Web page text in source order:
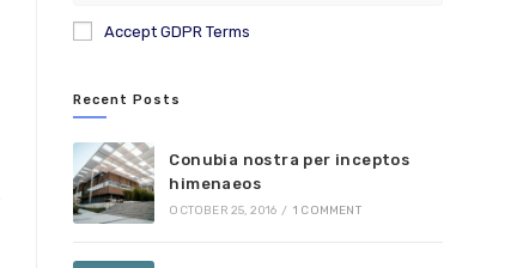
Accept GDPR Terms
Recent Posts
Conubia nostra per inceptos
himenaeos
OCTOBER 25, 2016 / 1 COMMENT